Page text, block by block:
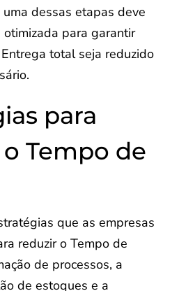
dessas etapas deve
para garantir
total seja reduzido
para
Tempo de
que as empresas
reduzir o Tempo de
de processos, a
de estoques e a